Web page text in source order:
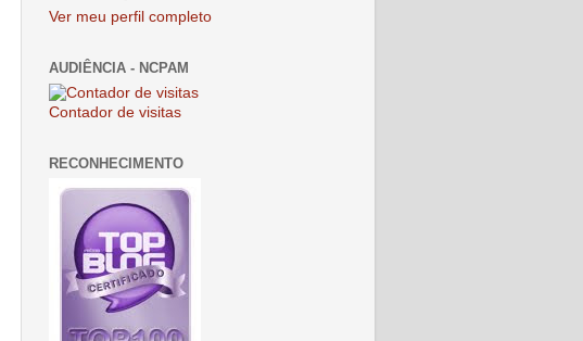
Ver meu perfil completo
AUDIÊNCIA - NCPAM
Contador de visitas
RECONHECIMENTO